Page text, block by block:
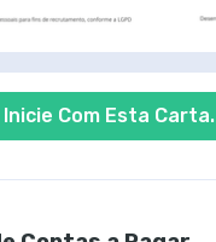
Inicie Com Esta Carta.